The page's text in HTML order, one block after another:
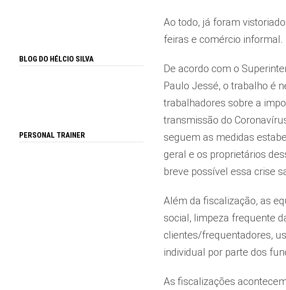
Ao todo, já foram
feiras e comércio
De acordo com o
Paulo Jessé, o trabalho é
trabalhadores sobre a
transmissão do
seguem as medidas
geral e os proprietários
breve possível essa crise
Além da fiscalização, as
social, limpeza frequente
clientes/frequentadores,
individual por parte dos
As fiscalizações
BLOG DO HÉLCIO SILVA
PERSONAL TRAINER